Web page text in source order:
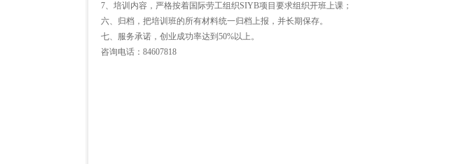
7、培训内容，严格按着国际劳工组织SIYB项目要求组织开班上课；
六、归档，把培训班的所有材料统一归档上报，并长期保存。
七、服务承诺，创业成功率达到50%以上。
咨询电话：84607818